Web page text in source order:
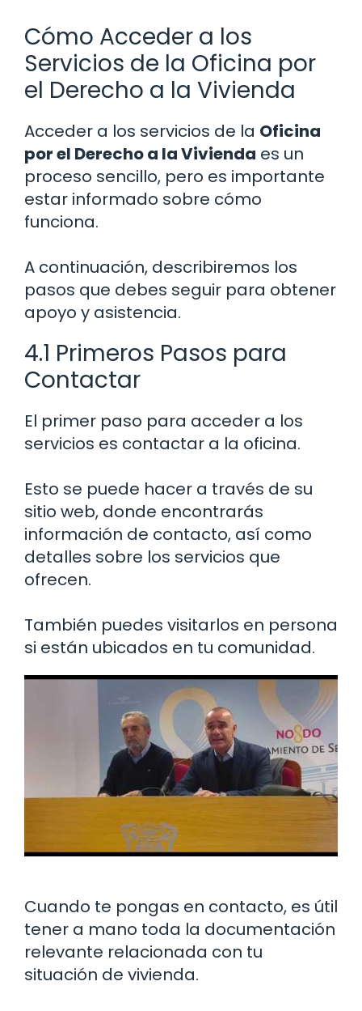
Cómo Acceder a los
Servicios de la Oficina por
el Derecho a la Vivienda
Acceder a los servicios de la Oficina
por el Derecho a la Vivienda es un
proceso sencillo, pero es importante
estar informado sobre cómo
funciona.
A continuación, describiremos los
pasos que debes seguir para obtener
apoyo y asistencia.
4.1 Primeros Pasos para
Contactar
El primer paso para acceder a los
servicios es contactar a la oficina.
Esto se puede hacer a través de su
sitio web, donde encontrarás
información de contacto, así como
detalles sobre los servicios que
ofrecen.
También puedes visitarlos en persona
si están ubicados en tu comunidad.
Cuando te pongas en contacto, es útil
tener a mano toda la documentación
relevante relacionada con tu
situación de vivienda.